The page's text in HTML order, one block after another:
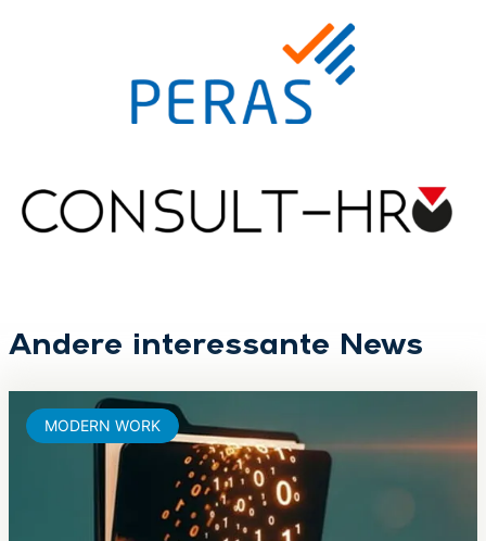
Andere interessante News
MODERN WORK